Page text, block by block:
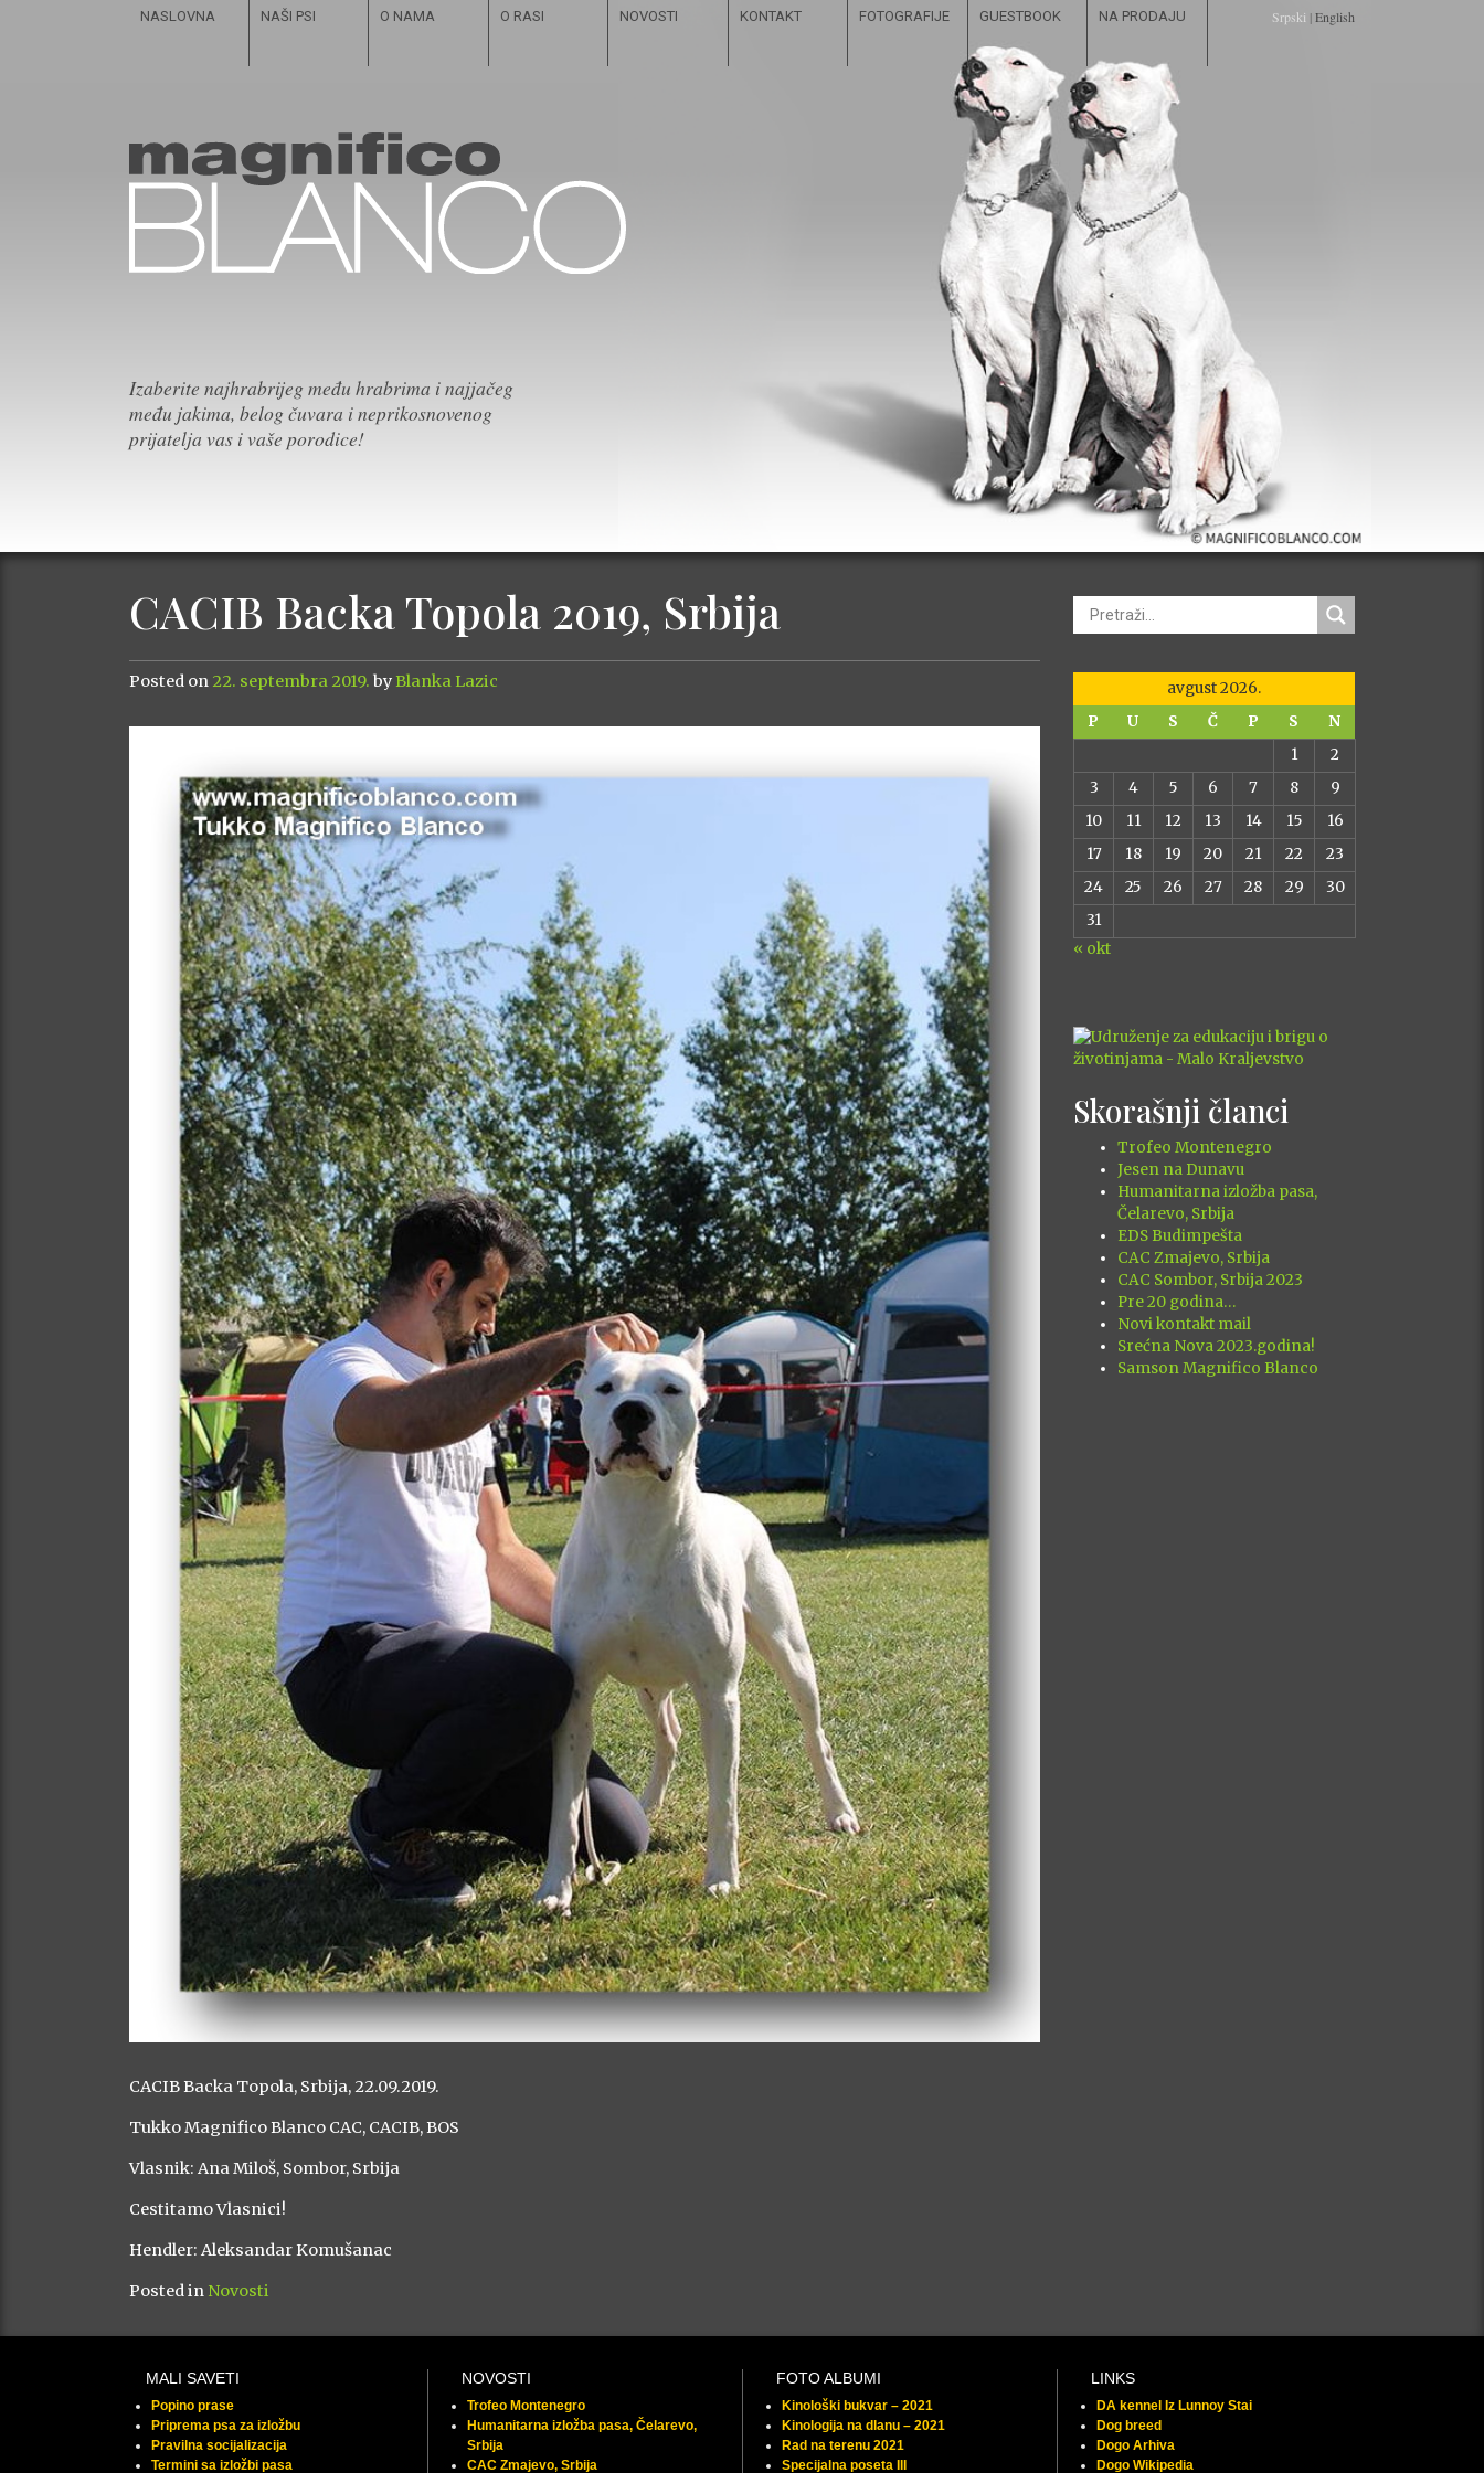
NASLOVNA NAŠI PSI O NAMA O RASI NOVOSTI KONTAKT FOTOGRAFIJE GUESTBOOK NA PRODAJU Srpski |English
Izaberite najhrabrijeg među hrabrima i najjačeg
među jakima, belog čuvara i neprikosnovenog
prijatelja vas i vaše porodice!
CACIB Backa Topola 2019, Srbija
Posted on 22. septembra 2019. by Blanka Lazic
CACIB Backa Topola, Srbija, 22.09.2019.
Tukko Magnifico Blanco CAC, CACIB, BOS
Vlasnik: Ana Miloš, Sombor, Srbija
Cestitamo Vlasnici!
Hendler: Aleksandar Komušanac
Posted in Novosti
avgust 2026.
P
U S Č P S
N
1
2
3
4 5 6 7 8
9
10
11 12 13 14 15
16
17
18 19 20 21 22
23
24
25 26 27 28 29
30
31
« okt
Skorašnji članci
Trofeo Montenegro
Jesen na Dunavu
Humanitarna izložba pasa,
Čelarevo, Srbija
EDS Budimpešta
CAC Zmajevo, Srbija
CAC Sombor, Srbija 2023
Pre 20 godina…
Novi kontakt mail
Srećna Nova 2023.godina!
Samson Magnifico Blanco
MALI SAVETI
Popino prase
Priprema psa za izložbu
Pravilna socijalizacija
Termini sa izložbi pasa
NOVOSTI
Trofeo Montenegro
Humanitarna izložba pasa, Čelarevo,
Srbija
CAC Zmajevo, Srbija
FOTO ALBUMI
Kinološki bukvar – 2021
Kinologija na dlanu – 2021
Rad na terenu 2021
Specijalna poseta III
LINKS
DA kennel Iz Lunnoy Stai
Dog breed
Dogo Arhiva
Dogo Wikipedia